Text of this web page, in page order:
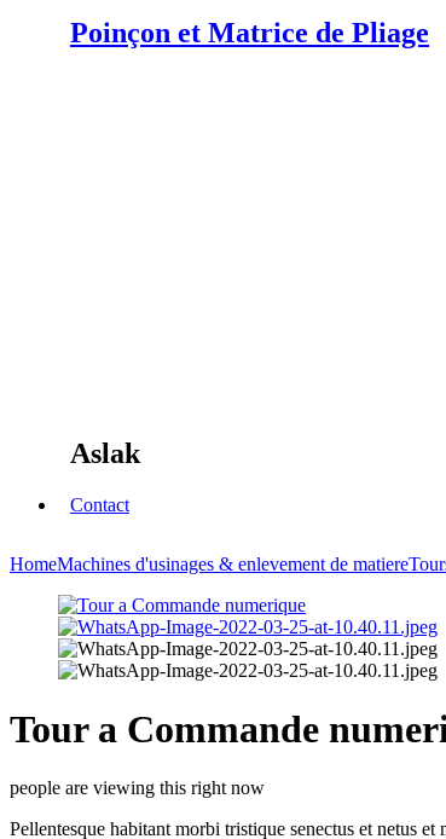
Poinçon et Matrice de Pliage
Aslak
Contact
HomeMachines d'usinages & enlevement de matiere
Tour a Commande
people are viewing this right now
Pellentesque habitant morbi tristique senectus et netus